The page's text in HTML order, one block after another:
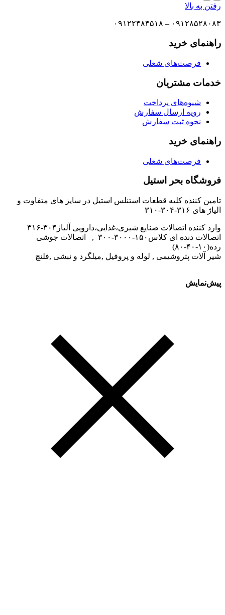
رفتن به بالا
۰۹۱۲۸۵۲۸۰۸۳ – ۰۹۱۲۲۴۸۴۵۱۸
راهنمای خرید
فرصت‌های شغلی
خدمات مشتریان
شیوه‌های پرداخت
رویه ارسال سفارش
نحوه ثبت سفارش
راهنمای خرید
فرصت‌های شغلی
فروشگاه بحر استیل
تامین کننده کلیه قطعات استنلس استیل در سایز های متفاوت و
الیاژ های ۳۱۶-۳۰۴-۳۱۰
وارد کننده اتصالات صنایع شیری،غذایی،دارویی آلیاژ۳۰۴-۳۱۶
اتصالات دنده ای کلاس۱۵۰-۳۰۰۰-۳۰۰ , اتصالات جوشی
رده(۱۰-۴۰-۸۰)
شیر آلات پتروشیمی , لوله و پروفیل ,میلگرد و نبشی ,فلنچ
پیش‌نمایش